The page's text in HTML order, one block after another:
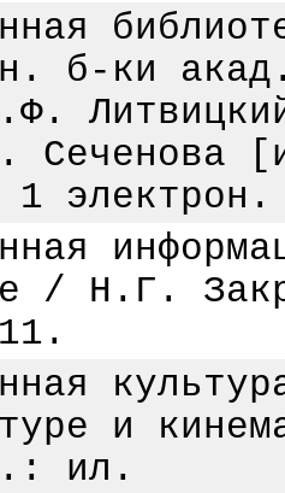
б-ки
Сеченова
электрон.
/ Н.Г.
и
ил.